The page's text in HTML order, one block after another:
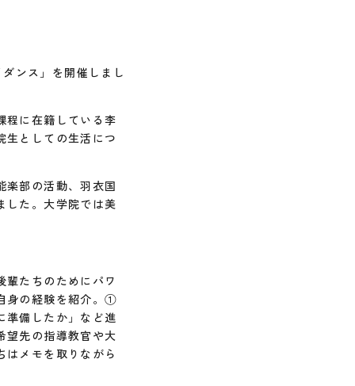
ンス」を開催しまし
程に在籍している李
生としての生活につ
楽部の活動、羽衣国
した。大学院では美
たちのためにパワ
身の経験を紹介。①
準備したか」など進
望先の指導教官や大
メモを取りながら